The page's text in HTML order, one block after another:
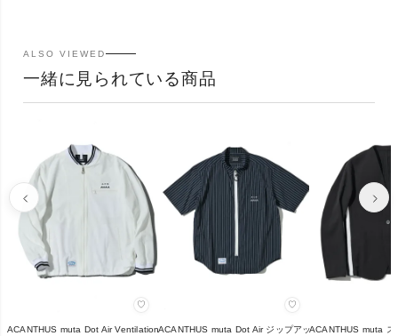
ALSO VIEWED
一緒に見られている商品
♡
ACANTHUS muta Dot Air Ventilation
♡
ACANTHUS muta Dot Air ジップアッACANTHUS muta ス